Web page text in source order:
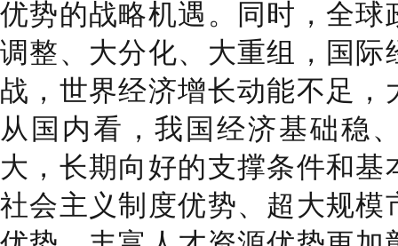
优势的战略机遇。同时，全
调整、大分化、大重组，国
战，世界经济增长动能不足
从国内看，我国经济基础稳
大，长期向好的支撑条件和
社会主义制度优势、超大规